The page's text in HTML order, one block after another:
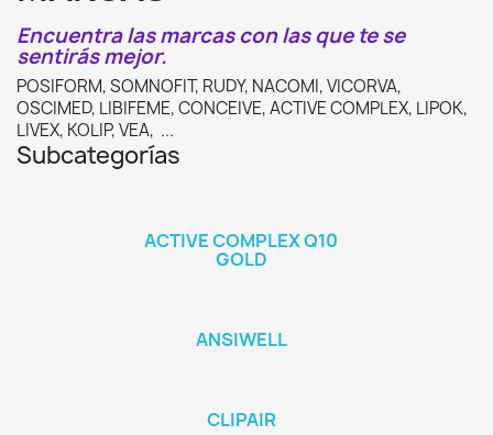
Encuentra las marcas con las que te se
sentirás mejor.
POSIFORM, SOMNOFIT, RUDY, NACOMI, VICORVA,
OSCIMED, LIBIFEME, CONCEIVE, ACTIVE COMPLEX, LIPOK,
LIVEX, KOLIP, VEA, ...
Subcategorías
ACTIVE COMPLEX Q10
GOLD
ANSIWELL
CLIPAIR